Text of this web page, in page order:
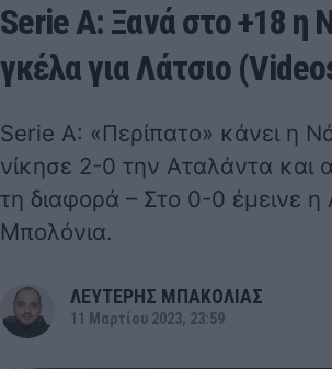
Serie A: Ξανά στο +18 η
γκέλα για Λάτσιο
Serie A: «Περίπατο» κάνει η
νίκησε 2-0 την Αταλάντα και
τη διαφορά – Στο 0-0 έμεινε η
Μπολόνια.
ΛΕΥΤΕΡΗΣ ΜΠΑΚΟΛΙΑΣ
11 Μαρτίου 2023, 23:59